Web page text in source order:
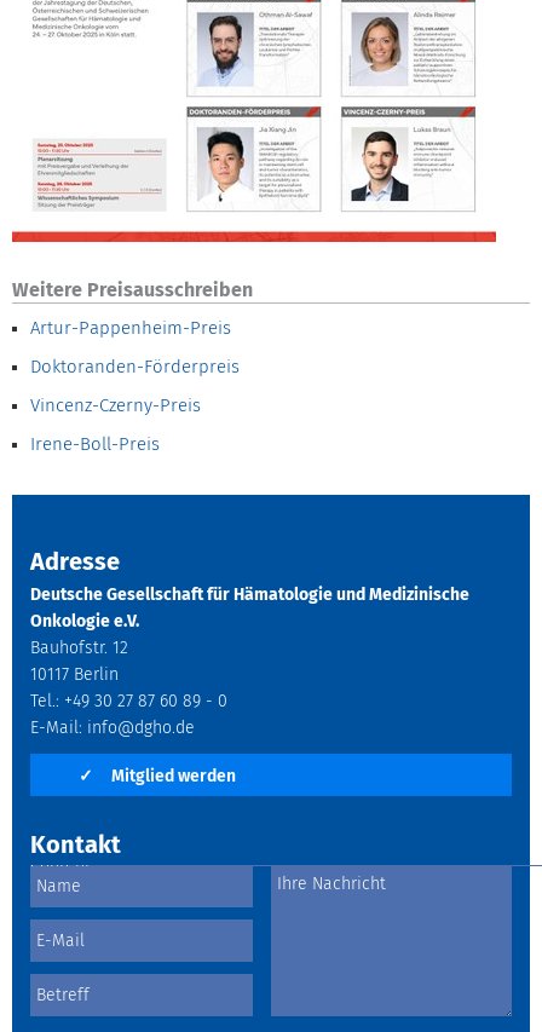
Weitere Preisausschreiben
Artur-Pappenheim-Preis
Doktoranden-Förderpreis
Vincenz-Czerny-Preis
Irene-Boll-Preis
Adresse
Deutsche Gesellschaft für Hämatologie und Medizinische
Onkologie e.V.
Bauhofstr. 12
10117 Berlin
Tel.: +49 30 27 87 60 89 - 0
E-Mail: info@dgho.de
✓ Mitglied werden
Kontakt